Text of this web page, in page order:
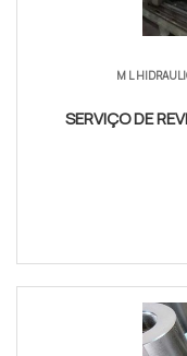
M L
SERVIÇO DE